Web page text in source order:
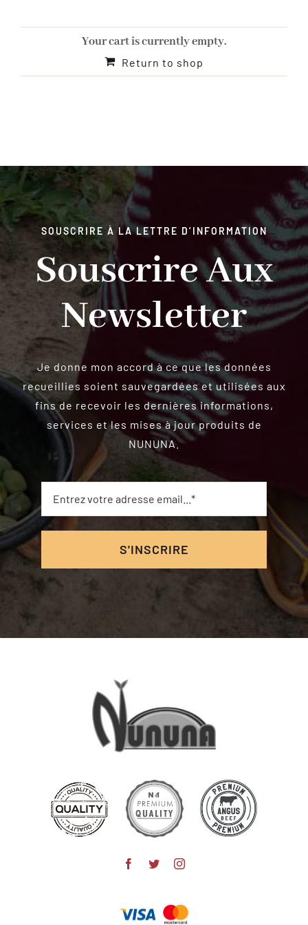
Nos services
Your cart is currently empty.
Return to shop
SOUSCRIRE À LA LETTRE D’INFORMATION
Souscrire Aux
Newsletter
Je donne mon accord à ce que les données
recueillies soient sauvegardées et utilisées aux
fins de recevoir les dernières informations,
services et les mises à jour produits de
NUNUNA.
S'INSCRIRE